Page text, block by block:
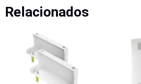
Canales
TurboHD
de 8
Monitores
Pantallas
y
Mobiliario
Accesorios
Relacionados